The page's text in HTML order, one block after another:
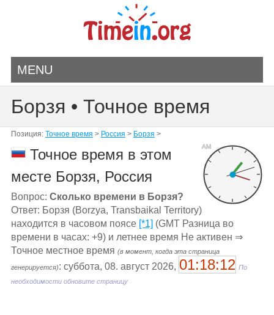
MENU
Борзя • Точное время
Позиция: Точное время > Россия > Борзя >
AM
Точное время в этом
месте Борзя, Россия
Вопрос: Сколько времени в Борзя?
Ответ: Борзя (Borzya, Transbaikal Territory)
находится в часовом поясе [*1] (GMT Разница во
времени в часах: +9) и летнее время Не активен ⇒
Точное местное время (в момент, когда эта страница
генерируется): суббота, 08. август 2026, 01:18:12 По
необходимости обновите страницу